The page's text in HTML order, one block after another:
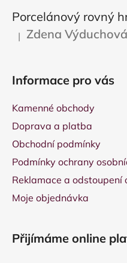
Porcelánový rovný
Hodnocení produktu je 5
| Zdena Výduchová
Informace pro vás
Kamenné obchody
Doprava a platba
Obchodní podmínky
Podmínky ochrany
Reklamace a odstoupení
Moje objednávka
Přijímáme online